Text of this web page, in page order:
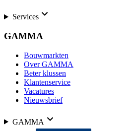
Services
GAMMA
Bouwmarkten
Over GAMMA
Beter klussen
Klantenservice
Vacatures
Nieuwsbrief
GAMMA